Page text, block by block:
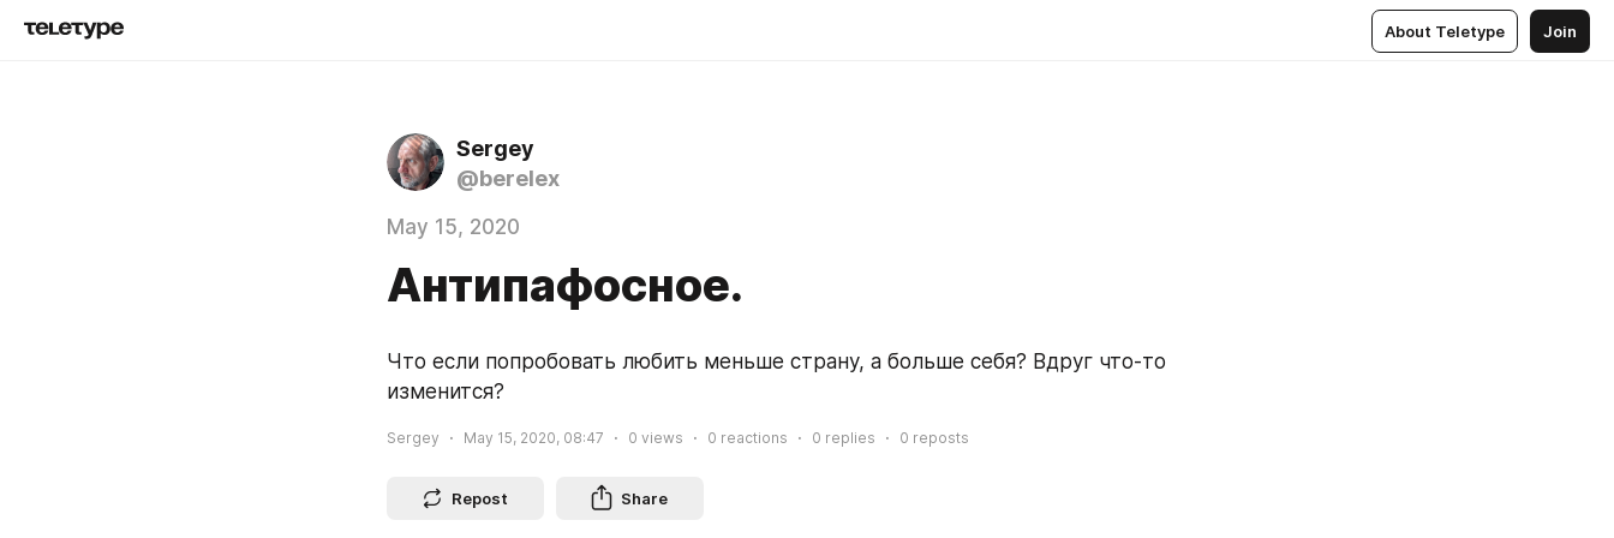
About Teletype Join
Sergey
@berelex
May 15, 2020
Антипафосное.
Что если попробовать любить меньше страну, а больше себя? Вдруг что-то
изменится?
Sergey May 15, 2020, 08:47 0 views 0 reactions 0 replies 0 reposts
Repost Share